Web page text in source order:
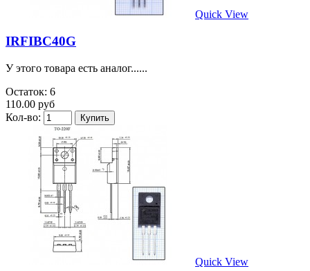
Quick View
IRFIBC40G
У этого товара есть аналог......
Остаток: 6
110.00 руб
Кол-во:
Quick View